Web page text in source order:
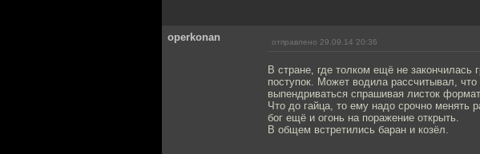
operkonan отправлено 29.09.14 20:36
В стране, где толком ещё не
поступок. Может водила рассчитывал,
выпендриваться спрашивая листок
Что до гайца, то ему надо срочно менять
бог ещё и огонь на поражение открыть.
В общем встретились баран и козёл.